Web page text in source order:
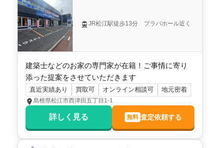
JR松江駅徒歩13分 プラバホール近く
建築士などのお家の専門家が在籍！ご事情に寄り
添った提案をさせていただきます
直近実績あり 買取可 オンライン相談可 地元密着
島根県松江市西津田五丁目1-1
詳しく見る 無料 査定依頼する